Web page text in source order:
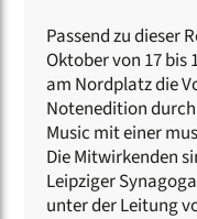
Passend zu dieser
Oktober von 17 bis
am Nordplatz die
Notenedition
Music mit einer
Die Mitwirkenden
Leipziger
unter der Leitung